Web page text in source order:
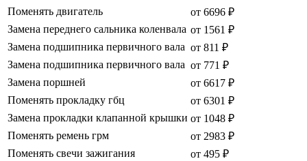
Поменять двигатель
от 6696 ₽
Замена переднего сальника коленвала от 1561 ₽
Замена подшипника первичного вала от 811 ₽
Замена подшипника первичного вала от 771 ₽
Замена поршней
от 6617 ₽
Поменять прокладку гбц
от 6301 ₽
Замена прокладки клапанной крышки от 1048 ₽
Поменять ремень грм
от 2983 ₽
Поменять свечи зажигания
от 495 ₽